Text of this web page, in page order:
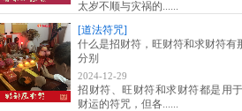
太岁不顺与灾祸的......
[道法符咒]
什么是招财符，旺财符和求财符有
分别
2024-12-29
招财符、旺财符和求财符都是用
财运的符咒，但各......